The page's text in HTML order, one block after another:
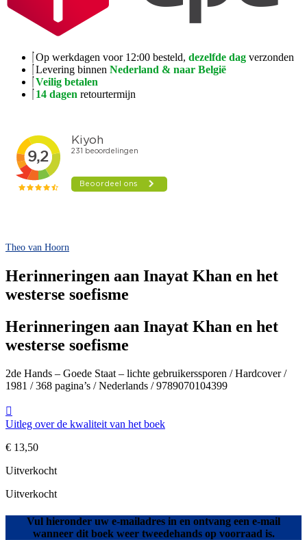
Op werkdagen voor 12:00 besteld, dezelfde dag verzonden
Levering binnen Nederland & naar België
Veilig betalen
14 dagen retourtermijn
Theo van Hoorn
Herinneringen aan Inayat Khan en het
westerse soefisme
Herinneringen aan Inayat Khan en het
westerse soefisme
2de Hands – Goede Staat – lichte gebruikerssporen / Hardcover /
1981 / 368 pagina’s / Nederlands / 9789070104399
Uitleg over de kwaliteit van het boek
€ 13,50
Uitverkocht
Uitverkocht
Vul hieronder uw e-mailadres in en ontvang een e-mail
wanneer dit boek weer tweedehands op voorraad is.